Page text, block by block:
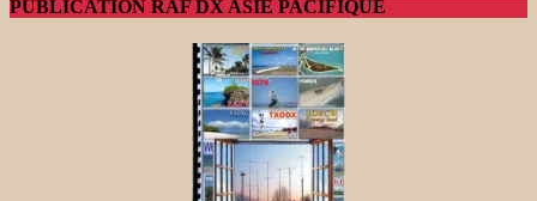
PUBLICATION RAF DX ASIE PACIFIQUE